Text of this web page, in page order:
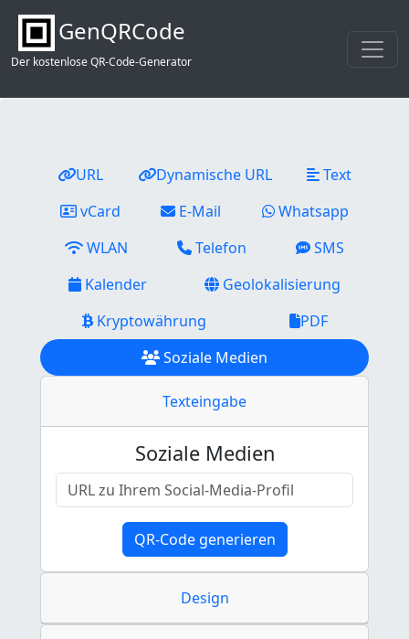
GenQRCode
Der kostenlose QR-Code-Generator
URL Dynamische URL
Text
vCard
E-Mail
Whatsapp
WLAN
Telefon
SMS
Kalender
Geolokalisierung
Kryptowährung
PDF
Soziale Medien
Texteingabe
Soziale Medien
QR-Code generieren
Design